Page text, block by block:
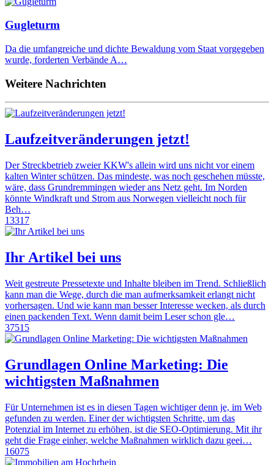
Gugleturm
Da die umfangreiche und dichte Bewaldung vom Staat vorgegeben
wurde, forderten Verbände A…
Weitere Nachrichten
Laufzeitveränderungen jetzt!
Der Streckbetrieb zweier KKW's allein wird uns nicht vor einem
kalten Winter schützen. Das mindeste, was noch geschehen müsste,
wäre, dass Grundremmingen wieder ans Netz geht. Im Norden
könnte Windkraft und Strom aus Norwegen vielleicht noch für
Beh…
13317
Ihr Artikel bei uns
Weit gestreute Pressetexte und Inhalte bleiben im Trend. Schließlich
kann man die Wege, durch die man aufmerksamkeit erlangt nicht
vorhersagen. Und wie kann man besser Interesse wecken, als durch
einen packenden Text. Wenn damit beim Leser schon gle…
37515
Grundlagen Online Marketing: Die
wichtigsten Maßnahmen
Für Unternehmen ist es in diesen Tagen wichtiger denn je, im Web
gefunden zu werden. Einer der wichtigsten Schritte, um das
Potenzial im Internet zu erhöhen, ist die SEO-Optimierung. Mit ihr
geht die Frage einher, welche Maßnahmen wirklich dazu geei…
16075